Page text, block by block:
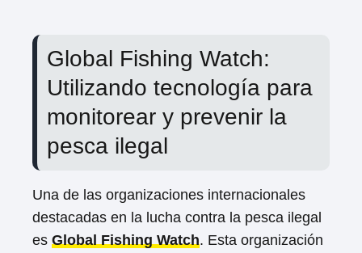
Global Fishing Watch:
Utilizando tecnología para
monitorear y prevenir la
pesca ilegal
Una de las organizaciones internacionales
destacadas en la lucha contra la pesca ilegal
es Global Fishing Watch. Esta organización